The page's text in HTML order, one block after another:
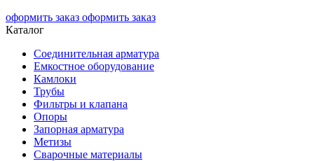
оформить заказ оформить заказ
Каталог
Соединительная арматура
Емкостное оборудование
Камлоки
Трубы
Фильтры и клапана
Опоры
Запорная арматура
Метизы
Сварочные материалы